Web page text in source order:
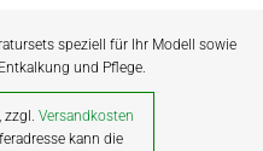
speziell für Ihr Modell sowie
und Pflege.
zzgl.Versandkosten
kann die